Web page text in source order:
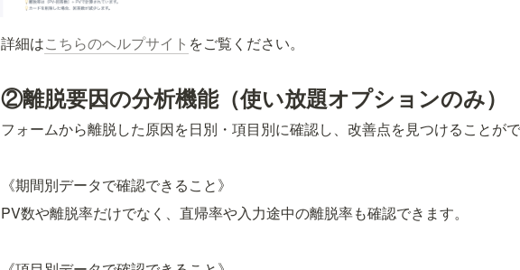
詳細はこちらのヘルプサイト をご覧ください。
②離脱要因の分析機能（使い放題オプションのみ）
フォームから離脱した原因を日別・項目別に確認し、改善点を見つけることが
《期間別データで確認できること》
PV数や離脱率だけでなく、直帰率や入力途中の離脱率も確認できます。